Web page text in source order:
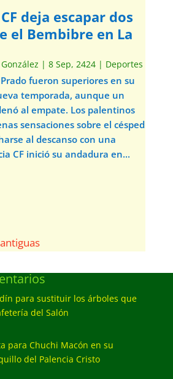
deja escapar dos
el Bembibre en La
| 8 Sep, 2424| Deportes
fueron superiores en su
temporada, aunque un
al empate. Los palentinos
sensaciones sobre el césped
al descanso con una
CF inició su andadura en...
para sustituir los árboles que
del Salón
para Chuchi Macón en su
del Palencia Cristo